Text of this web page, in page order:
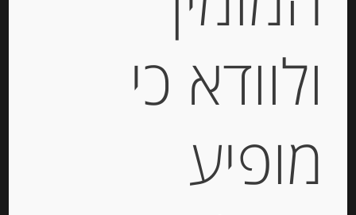
חלבה וניל Matis
39.00
ולוודא כי
מופיע